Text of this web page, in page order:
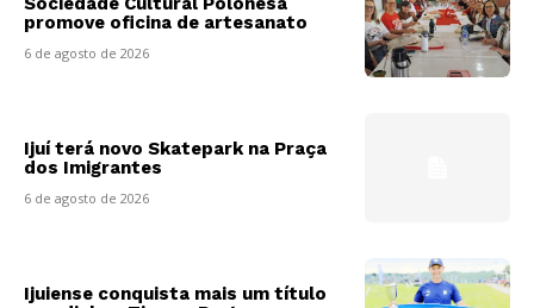
promove oficina de artesanato
6 de agosto de 2026
Ijuí terá novo Skatepark na Praça
dos Imigrantes
6 de agosto de 2026
Ijuiense conquista mais um título